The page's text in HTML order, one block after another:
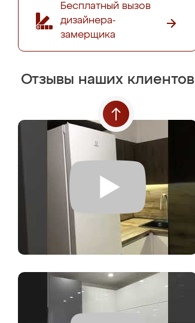
Бесплатный вызов
дизайнера-
замерщика
Отзывы наших клиентов